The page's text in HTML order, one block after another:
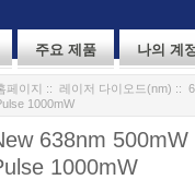
주요 제품 나의 계
페이지 :: 레이저 다이오드(nm) ::
1000mW
638nm
1000mW